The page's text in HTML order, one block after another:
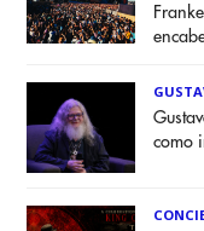
como